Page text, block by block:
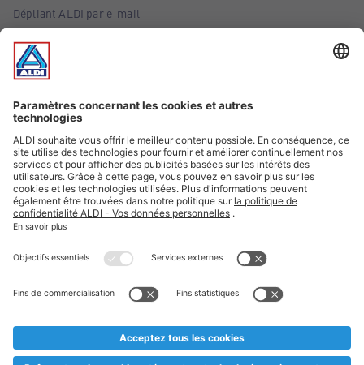
Dépliant ALDI par e-mail
Offres
Infos essentielles
Suivez ALDI Belgique
Textes marqués d'un astérisque et mentions légales
* Nous vendons ces articles temporairement et jusqu'à
au cas où, malgré le planning bien étudié, nous serions
prématurément en rupture de stock. Prix Recupel et TVA incl.
** Sur ce site, l’utilisation de la forme masculine a été adoptée